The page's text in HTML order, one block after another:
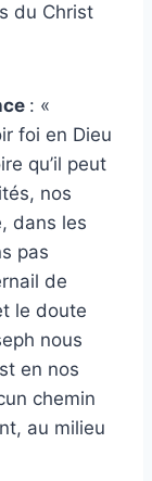
du Christ
: «
foi en Dieu
qu’il peut
nos
dans les
pas
de
le doute
nous
en nos
chemin
au milieu